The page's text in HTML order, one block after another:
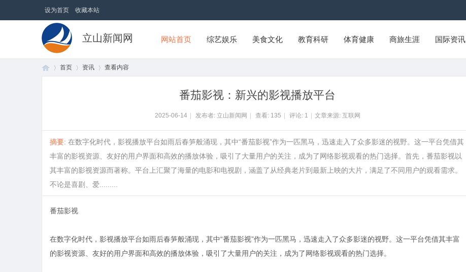
设为首页 收藏本站
立山新闻网 网站首页 综艺娱乐 美食文化 教育科研 体育健康 商旅生涯 国际资讯
首页 资讯 查看内容
番茄影视：新兴的影视播放平台
2025-06-14 发布者: 立山新闻网 查看: 135 评论: 1 文章来源: 互联网
摘要: 在数字化时代，影视播放平台如雨后春笋般涌现，其中“番茄影视”作为一匹黑马，迅速走入了众多影迷的视野。这一平台凭借其
丰富的影视资源、友好的用户界面和高效的播放体验，吸引了大量用户的关注，成为了网络影视观看的热门选择。首先，番茄影视以
其丰富的影视资源而著称。平台上汇聚了海量的电影和电视剧，涵盖了从经典老片到最新上映的大片，满足了不同用户的观看需求。
不论是喜剧、爱.........
番茄影视
在数字化时代，影视播放平台如雨后春笋般涌现，其中“番茄影视”作为一匹黑马，迅速走入了众多影迷的视野。这一平台凭借其丰富
的影视资源、友好的用户界面和高效的播放体验，吸引了大量用户的关注，成为了网络影视观看的热门选择。